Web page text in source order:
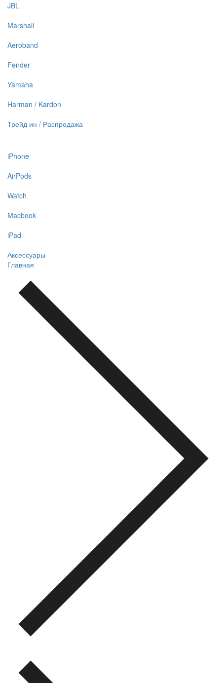
JBL
Marshall
Aeroband
Fender
Yamaha
Harman / Kardon
Трейд ин / Распродажа
iPhone
AirPods
Watch
Macbook
iPad
Аксессуары
Главная